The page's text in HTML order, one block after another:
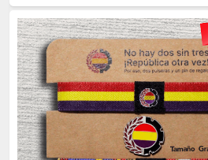
fascismo
(2677)
tardofranquismo
(2320)
Actualidad
(2319)
monarquía
(2253)
borbones
(2176)